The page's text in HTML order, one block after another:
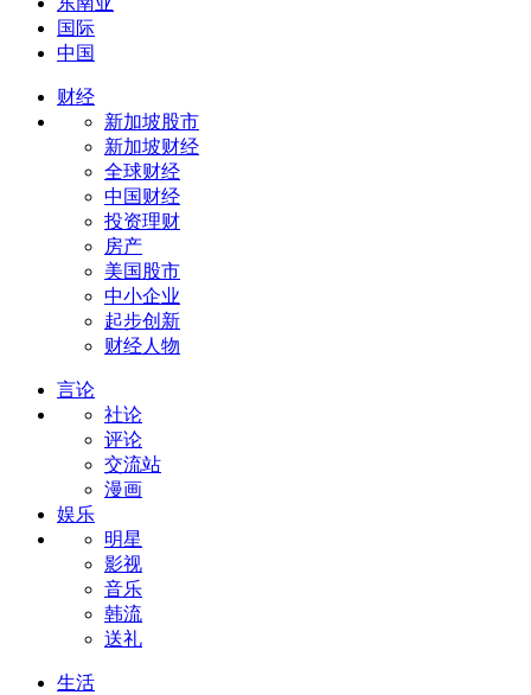
国际
中国
财经
新加坡股市
新加坡财经
全球财经
中国财经
投资理财
房产
美国股市
中小企业
起步创新
财经人物
言论
社论
评论
交流站
漫画
娱乐
明星
影视
音乐
韩流
送礼
生活